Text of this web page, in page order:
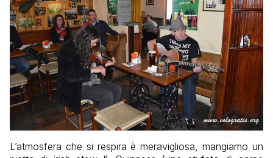
L’atmosfera che si respira è meravigliosa, mangiamo un